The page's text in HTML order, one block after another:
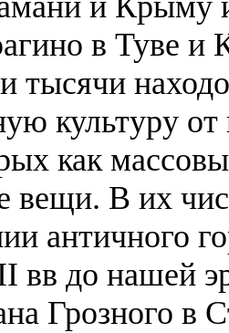
в Туве и
тысячи
культуру
как
вещи. В их
античного
вв до нашей
Грозного в